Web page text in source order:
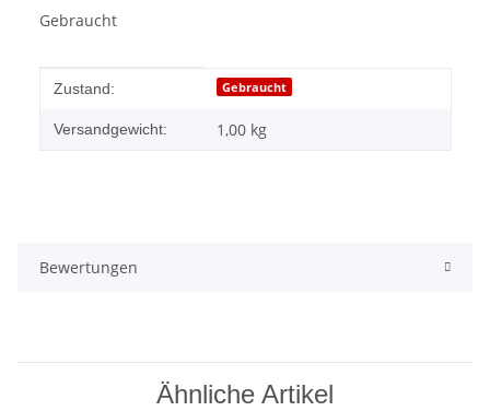
Gebraucht
Produkteigenschaft
Wert
Zustand: Gebraucht
Versandgewicht: 1,00 kg
Bewertungen
Ähnliche Artikel